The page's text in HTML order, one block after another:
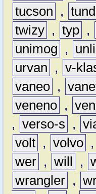
tucson
,
twizy , typ ,
unimog
,
urvan
, v-
vaneo ,
veneno ,
, verso-s ,
volt , volvo ,
wer , will ,
wrangler ,